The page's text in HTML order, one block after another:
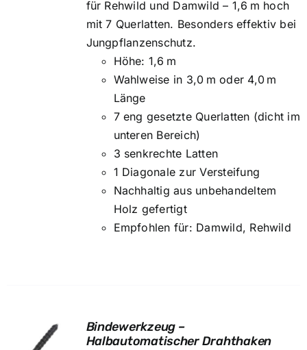
für Rehwild und Damwild – 1,6 m hoch
mit 7 Querlatten. Besonders effektiv bei
Jungpflanzenschutz.
Höhe: 1,6 m
Wahlweise in 3,0 m oder 4,0 m
Länge
7 eng gesetzte Querlatten (dicht im
unteren Bereich)
3 senkrechte Latten
1 Diagonale zur Versteifung
Nachhaltig aus unbehandeltem
Holz gefertigt
Empfohlen für: Damwild, Rehwild
Bindewerkzeug –
Halbautomatischer Drahthaken